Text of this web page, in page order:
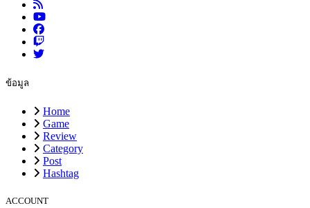
ข้อมูล
Home
Game
Review
Category
Post
Hashtag
ACCOUNT